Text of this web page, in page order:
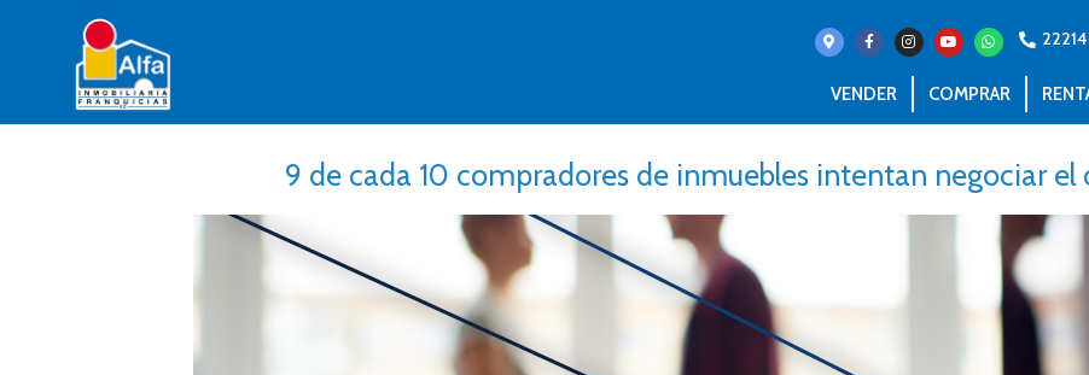
VENDER COMPRAR
9 de cada 10 compradores de inmuebles intentan negociar el